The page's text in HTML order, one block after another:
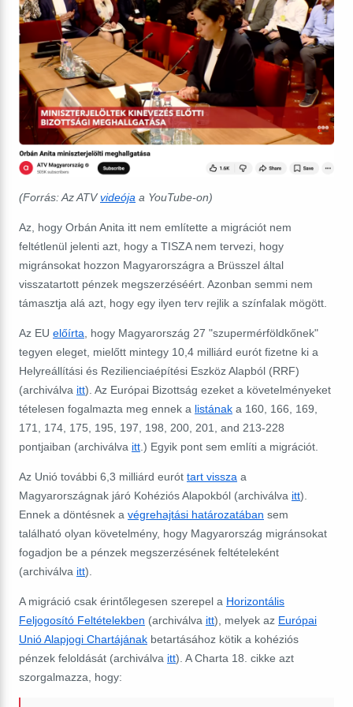
(Forrás: Az ATVvideója a YouTube-on)
Az, hogy Orbán Anita itt nem említette a migrációt nem
feltétlenül jelenti azt, hogy a TISZA nem tervezi, hogy
migránsokat hozzon Magyarországra a Brüsszel által
visszatartott pénzek megszerzéséért. Azonban semmi nem
támasztja alá azt, hogy egy ilyen terv rejlik a színfalak mögött.
Az EU előírta , hogy Magyarország 27 "szupermérföldkőnek"
tegyen eleget, mielőtt mintegy 10,4 milliárd eurót fizetne ki a
Helyreállítási és Rezilienciaépítési Eszköz Alapból (RRF)
(archiválva itt). Az Európai Bizottság ezeket a követelményeket
tételesen fogalmazta meg ennek a listának a 160, 166, 169,
171, 174, 175, 195, 197, 198, 200, 201, and 213-228
pontjaiban (archiválva itt .) Egyik pont sem említi a migrációt.
Az Unió további 6,3 milliárd eurót tart vissza a
Magyarországnak járó Kohéziós Alapokból (archiválva itt).
Ennek a döntésnek a végrehajtási határozatában sem
található olyan követelmény, hogy Magyarország migránsokat
fogadjon be a pénzek megszerzésének feltételeként
(archiválva itt).
A migráció csak érintőlegesen szerepel a Horizontális
Feljogosító Feltételekben (archiválva itt), melyek az Európai
Unió Alapjogi Chartájának betartásához kötik a kohéziós
pénzek feloldását (archiválva itt). A Charta 18. cikke azt
szorgalmazza, hogy: